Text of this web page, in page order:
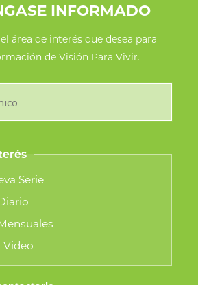
INFORMADO
área de interés que desea para
de Visión Para Vivir.
Serie
Video